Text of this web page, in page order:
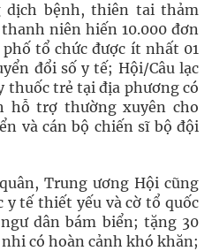
dịch bệnh, thiên tai thảm
niên hiến 10.000 đơn
tổ chức được ít nhất 01
đổi số y tế; Hội/Câu lạc
thuốc trẻ tại địa phương có
hỗ trợ thường xuyên cho
và cán bộ chiến sĩ bộ đội
Trung ương Hội cũng
tế thiết yếu và cờ tổ quốc
dân bám biển; tặng 30
có hoàn cảnh khó khăn;